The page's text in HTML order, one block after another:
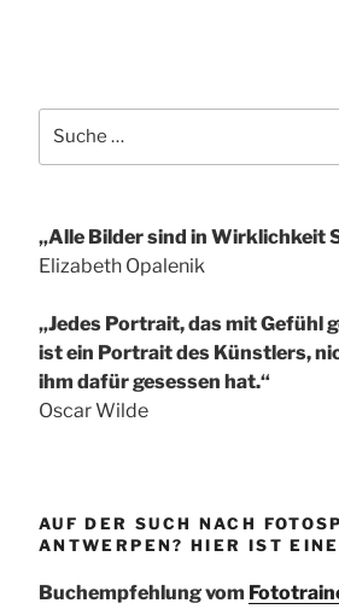
nach:
„Alle Bilder sind in Wirklichkeit
Elizabeth Opalenik
„Jedes Portrait, das mit Gefühl
ist ein Portrait des Künstlers,
ihm dafür gesessen hat.“
Oscar Wilde
AUF DER SUCH NACH
ANTWERPEN? HIER IST
Buchempfehlung vom